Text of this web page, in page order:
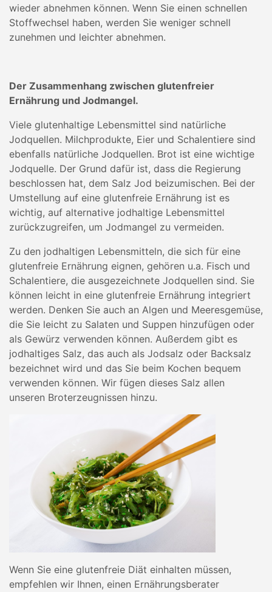
wieder abnehmen können. Wenn Sie einen schnellen
Stoffwechsel haben, werden Sie weniger schnell
zunehmen und leichter abnehmen.
Der Zusammenhang zwischen glutenfreier
Ernährung und Jodmangel.
Viele glutenhaltige Lebensmittel sind natürliche
Jodquellen. Milchprodukte, Eier und Schalentiere sind
ebenfalls natürliche Jodquellen. Brot ist eine wichtige
Jodquelle. Der Grund dafür ist, dass die Regierung
beschlossen hat, dem Salz Jod beizumischen. Bei der
Umstellung auf eine glutenfreie Ernährung ist es
wichtig, auf alternative jodhaltige Lebensmittel
zurückzugreifen, um Jodmangel zu vermeiden.
Zu den jodhaltigen Lebensmitteln, die sich für eine
glutenfreie Ernährung eignen, gehören u.a. Fisch und
Schalentiere, die ausgezeichnete Jodquellen sind. Sie
können leicht in eine glutenfreie Ernährung integriert
werden. Denken Sie auch an Algen und Meeresgemüse,
die Sie leicht zu Salaten und Suppen hinzufügen oder
als Gewürz verwenden können. Außerdem gibt es
jodhaltiges Salz, das auch als Jodsalz oder Backsalz
bezeichnet wird und das Sie beim Kochen bequem
verwenden können. Wir fügen dieses Salz allen
unseren Broterzeugnissen hinzu.
Wenn Sie eine glutenfreie Diät einhalten müssen,
empfehlen wir Ihnen, einen Ernährungsberater